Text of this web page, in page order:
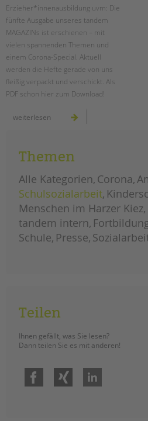
KARRIERE
Stellenangebote
NEWS/BLOG
unkuerzbar
Briefe an Kai
Magazin
KONTAKT
Impressum
Datenschutz
Hinweisgebersystem
Intranet
Erzieher*innenausbildung uvm: Die
fünfte Ausgabe unseres tandem
MAGAZINs ist erschienen – mit
vielen spannenden Themen und
einem Corona-Special. Aktuell
werden die Hefte gerade von uns
fleißig verpackt und verschickt. Als
PDF schon hier zum Download!
weiterlesen ausgabe
magazin
ist
Themen
Alle Kategorien Corona
Schulsozialarbeit
Menschen im Harzer Kiez
tandem intern
Schule Presse
Teilen
Ihnen gefällt, was Sie lesen?
Dann teilen Sie es mit anderen!
Facebook